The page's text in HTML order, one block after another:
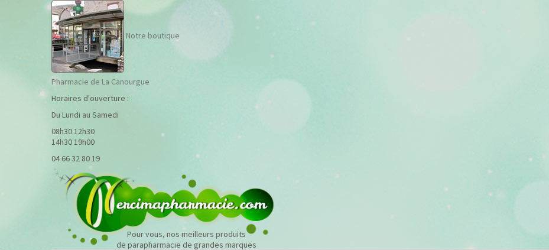
Notre boutique
Pharmacie de La Canourgue
Horaires d'ouverture :
Du Lundi au Samedi
08h30 12h30
14h30 19h00
04 66 32 80 19
Pour vous, nos meilleurs produits
de parapharmacie de grandes marques